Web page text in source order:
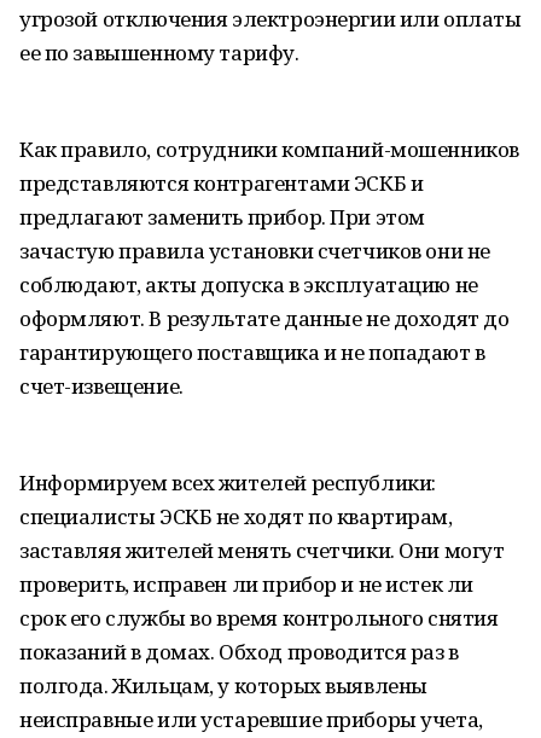
угрозой отключения электроэнергии или оплаты
ее по завышенному тарифу.
Как правило, сотрудники компаний-мошенников
представляются контрагентами ЭСКБ и
предлагают заменить прибор. При этом
зачастую правила установки счетчиков они не
соблюдают, акты допуска в эксплуатацию не
оформляют. В результате данные не доходят до
гарантирующего поставщика и не попадают в
счет-извещение.
Информируем всех жителей республики:
специалисты ЭСКБ не ходят по квартирам,
заставляя жителей менять счетчики. Они могут
проверить, исправен ли прибор и не истек ли
срок его службы во время контрольного снятия
показаний в домах. Обход проводится раз в
полгода. Жильцам, у которых выявлены
неисправные или устаревшие приборы учета,